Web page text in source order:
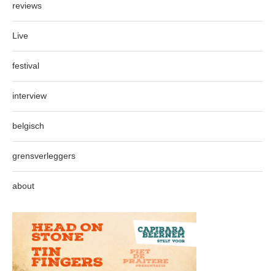
reviews
Live
festival
interview
belgisch
grensverleggers
about